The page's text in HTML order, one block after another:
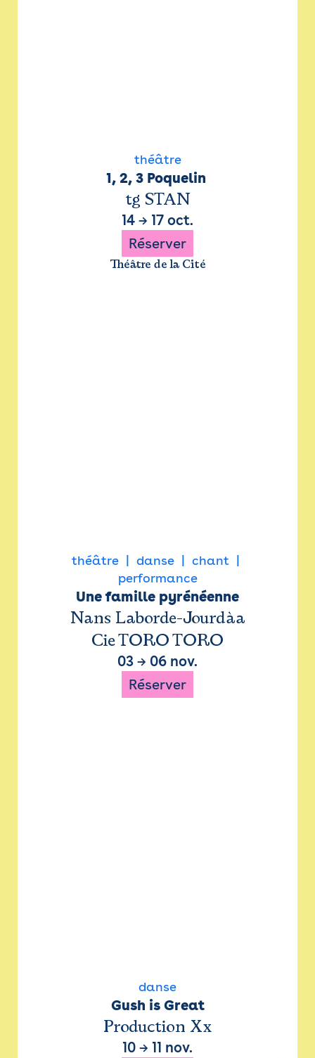
théâtre
1, 2, 3 Poquelin
tg STAN
14 → 17 oct.
Réserver
Théâtre de la Cité
théâtre danse
chant
performance
Une famille pyrénéenne
Nans Laborde-Jourdàa
Cie TORO TORO
03 → 06 nov.
Réserver
danse
Gush is Great
Production Xx
10 → 11 nov.